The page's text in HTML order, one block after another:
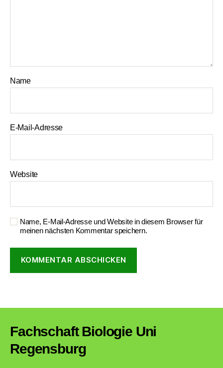
Name
E-Mail-Adresse
Website
Name, E-Mail-Adresse und Website in diesem Browser für
meinen nächsten Kommentar speichern.
Fachschaft Biologie Uni
Regensburg